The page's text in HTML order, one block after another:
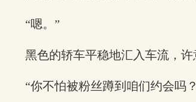
“嗯。”
黑色的轿车平稳地汇入车流，
“你不怕被粉丝蹲到咱们约会吗